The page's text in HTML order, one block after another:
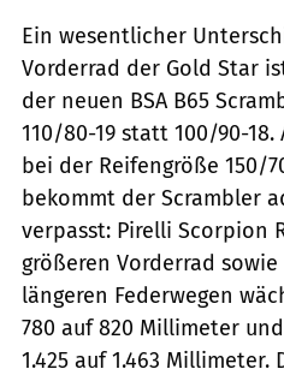
Ein wesentlicher
Vorderrad der Gold Star
der neuen BSA B65
110/80-19 statt 100/90-
bei der Reifengröße 150/
bekommt der Scrambler
verpasst: Pirelli Scorpion
größeren Vorderrad
längeren Federwegen
780 auf 820 Millimeter
1.425 auf 1.463